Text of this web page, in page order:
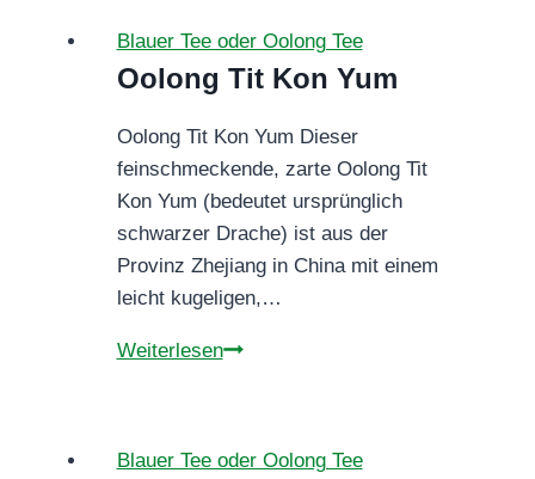
Blauer Tee oder Oolong Tee
Oolong Tit Kon Yum
Oolong Tit Kon Yum Dieser
feinschmeckende, zarte Oolong Tit
Kon Yum (bedeutet ursprünglich
schwarzer Drache) ist aus der
Provinz Zhejiang in China mit einem
leicht kugeligen,…
WeiterlesenOolong
Blauer Tee oder Oolong Tee